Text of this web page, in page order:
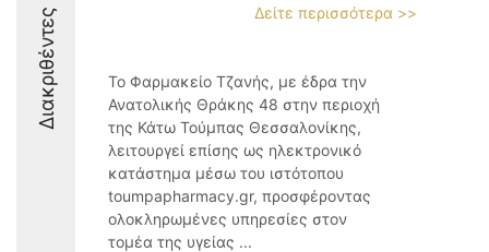
Διακριθέντες Δείτε περισσότερα >>
Το Φαρμακείο Τζανής, με έδρα την
Ανατολικής Θράκης 48 στην περιοχή
της Κάτω Τούμπας Θεσσαλονίκης,
λειτουργεί επίσης ως ηλεκτρονικό
κατάστημα μέσω του ιστότοπου
toumpapharmacy.gr, προσφέροντας
ολοκληρωμένες υπηρεσίες στον
τομέα της υγείας ...